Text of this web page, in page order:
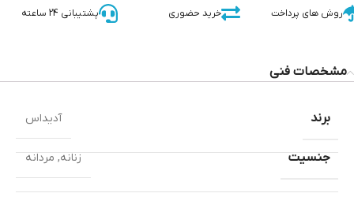
روش های پرداخت خرید حضوری پشتیبانی 24 ساعته
مشخصات فنی
جنسیت زنانه,مردانه
برند آدیداس